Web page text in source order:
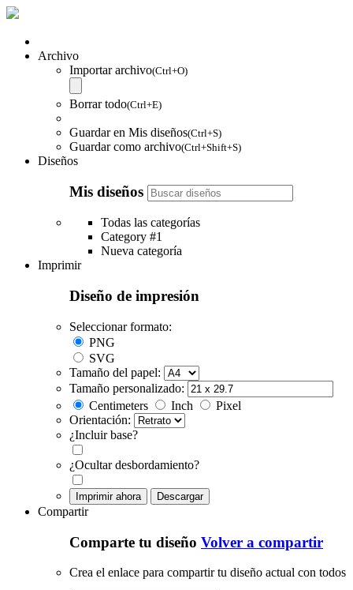
Archivo
Importar archivo(Ctrl+O)
Borrar todo(Ctrl+E)
Guardar en Mis diseños(Ctrl+S)
Guardar como archivo(Ctrl+Shift+S)
Diseños
Mis diseños
Todas las categorías
Category #1
Nueva categoría
Imprimir
Diseño de impresión
Seleccionar formato:
PNG
SVG
Tamaño del papel:
Tamaño personalizado:
Centimeters
Inch
Pixel
Orientación:
¿Incluir base?
¿Ocultar desbordamiento?
Imprimir ahora Descargar
Compartir
Comparte tu diseño Volver a compartir
Crea el enlace para compartir tu diseño actual con todos